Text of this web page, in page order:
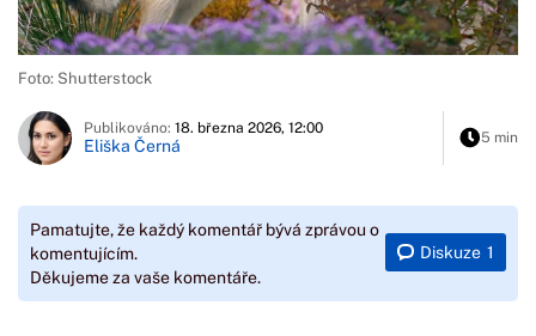
Foto: Shutterstock
Publikováno: 18. března 2026, 12:00
Eliška Černá 5 min
Pamatujte, že každý komentář bývá zprávou o
komentujícím.
Děkujeme za vaše komentáře.
Diskuze 1